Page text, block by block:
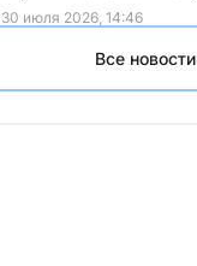
30 июля 2026, 14:46
Все новости